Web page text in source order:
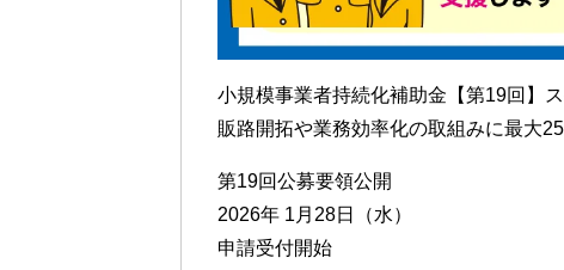
小規模事業者持続化補助金【第19回】
販路開拓や業務効率化の取組みに最大
第19回公募要領公開
2026年 1月28日（水）
申請受付開始